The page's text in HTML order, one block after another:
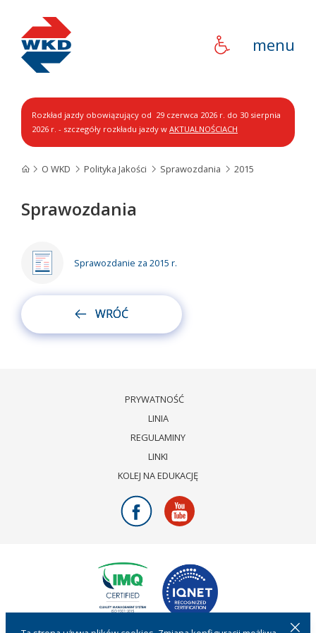
menu
Rozkład jazdy obowiązujący od 29 czerwca 2026 r. do 30 sierpnia
2026 r. - szczegóły rozkładu jazdy w AKTUALNOŚCIACH
O WKD Polityka Jakości Sprawozdania 2015
Sprawozdania
Sprawozdanie za 2015 r.
WRÓĆ
PRYWATNOŚĆ
LINIA
REGULAMINY
LINKI
KOLEJ NA EDUKACJĘ
Facebook
Youtube